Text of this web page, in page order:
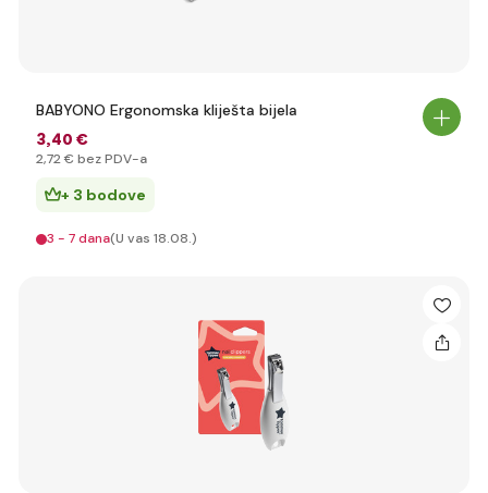
BABYONO Ergonomska kliješta bijela
3,40 €
2,72 € bez PDV-a
+ 3 bodove
3 - 7 dana(U vas 18.08.)